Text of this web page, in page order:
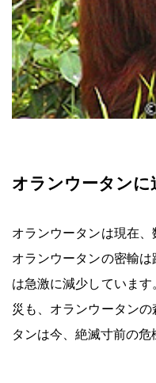
オランウータンに
オランウータンは現在、
オランウータンの密輸
は急激に減少していま
災も、オランウータン
タンは今、絶滅寸前の危